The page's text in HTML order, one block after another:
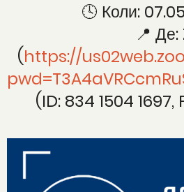
🕓 Коли:
📍
(https://
(ID: 834 1504